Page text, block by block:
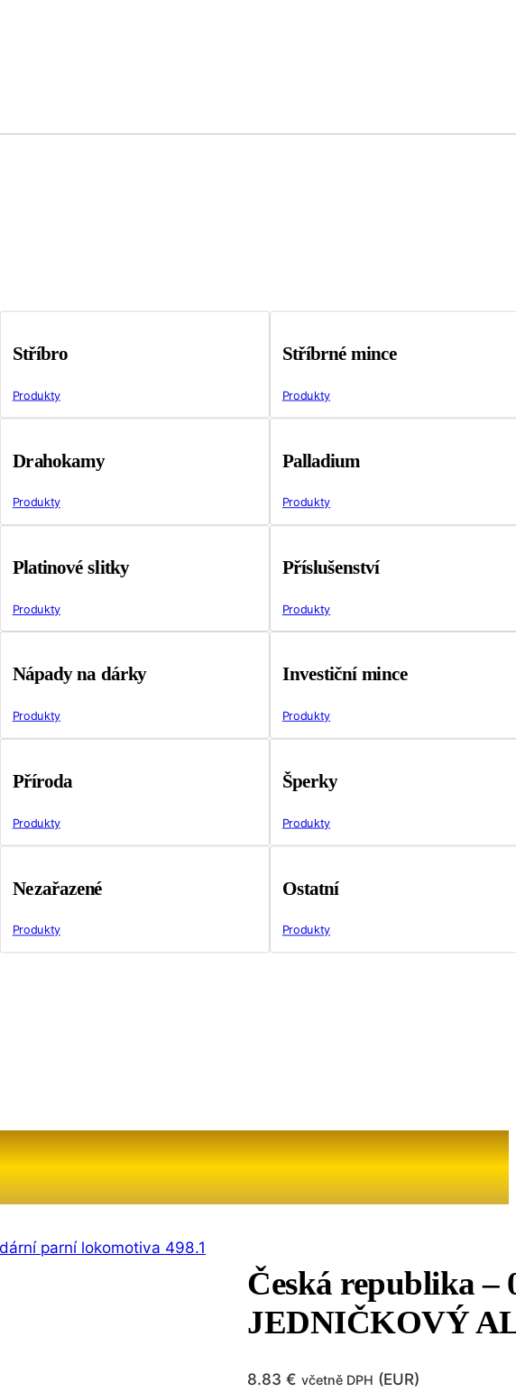
Stříbro
Produkty
Stříbrné mince
Produkty
Drahokamy
Produkty
Palladium
Produkty
Platinové slitky
Produkty
Příslušenství
Produkty
Nápady na dárky
Produkty
Investiční mince
Produkty
Příroda
Produkty
Šperky
Produkty
Nezařazené
Produkty
Ostatní
Produkty
Česká republika –
JEDNIČKOVÝ
8.83€ včetně DPH (EUR)